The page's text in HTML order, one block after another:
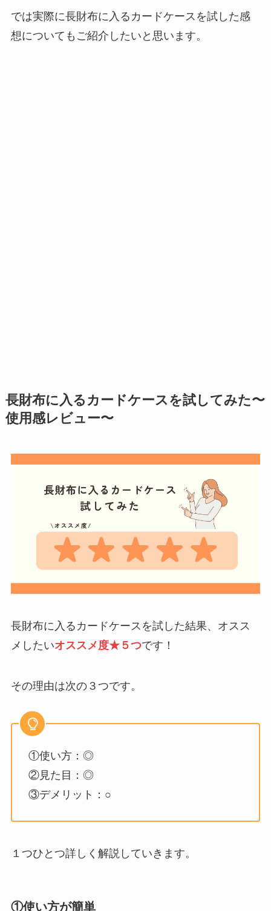
では実際に長財布に入るカードケースを試した感
想についてもご紹介したいと思います。
長財布に入るカードケースを試してみた〜
使用感レビュー〜
長財布に入るカードケースを試した結果、オスス
メしたいオススメ度★５つです！
その理由は次の３つです。
①使い方：◎
②見た目：◎
③デメリット：○
１つひとつ詳しく解説していきます。
①使い方が簡単